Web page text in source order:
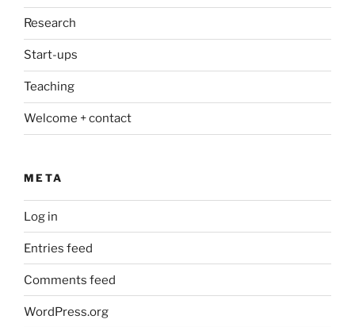
Research
Start-ups
Teaching
Welcome + contact
META
Log in
Entries feed
Comments feed
WordPress.org